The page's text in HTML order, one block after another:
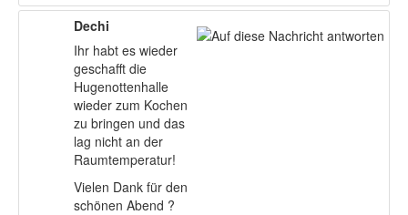
Dechi
Ihr habt es wieder
geschafft die
Hugenottenhalle
wieder zum Kochen
zu bringen und das
lag nicht an der
Raumtemperatur!
Vielen Dank für den
schönen Abend ?